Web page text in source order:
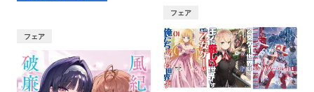
フェア
フェア